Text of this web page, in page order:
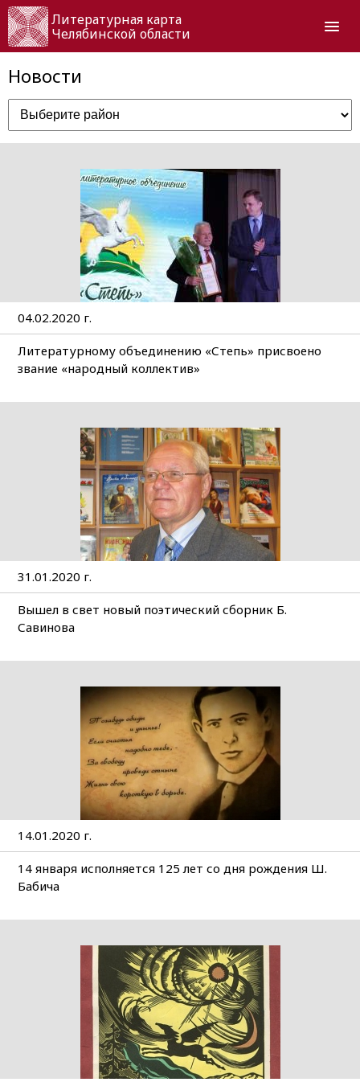
Литературная карта
Челябинской области
Новости
04.02.2020 г.
Литературному объединению «Степь» присвоено
звание «народный коллектив»
31.01.2020 г.
Вышел в свет новый поэтический сборник Б.
Савинова
14.01.2020 г.
14 января исполняется 125 лет со дня рождения Ш.
Бабича